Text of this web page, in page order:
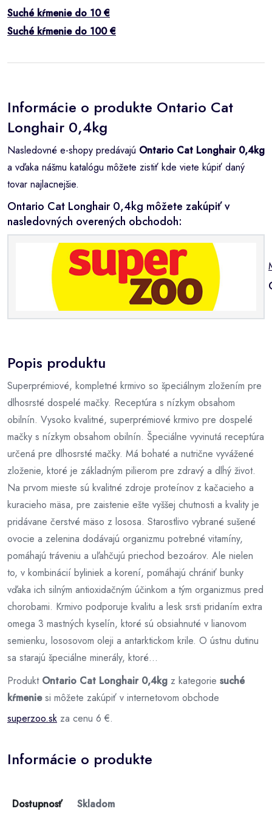
Suché kŕmenie do 10 €
Suché kŕmenie do 100 €
Informácie o produkte Ontario Cat
Longhair 0,4kg
Nasledovné e-shopy predávajú Ontario Cat Longhair 0,4kg
a vďaka nášmu katalógu môžete zistiť kde viete kúpiť daný
tovar najlacnejšie.
Ontario Cat Longhair 0,4kg môžete zakúpiť v
nasledovných overených obchodoh:
Popis produktu
Superprémiové, kompletné krmivo so špeciálnym zložením pre
dlhosrsté dospelé mačky. Receptúra s nízkym obsahom
obilnín. Vysoko kvalitné, superprémiové krmivo pre dospelé
mačky s nízkym obsahom obilnín. Špeciálne vyvinutá receptúra
určená pre dlhosrsté mačky. Má bohaté a nutrične vyvážené
zloženie, ktoré je základným pilierom pre zdravý a dlhý život.
Na prvom mieste sú kvalitné zdroje proteínov z kačacieho a
kuracieho mäsa, pre zaistenie ešte vyššej chutnosti a kvality je
pridávane čerstvé mäso z lososa. Starostlivo vybrané sušené
ovocie a zelenina dodávajú organizmu potrebné vitamíny,
pomáhajú tráveniu a uľahčujú priechod bezoárov. Ale nielen
to, v kombinácií byliniek a korení, pomáhajú chrániť bunky
vďaka ich silným antioxidačným účinkom a tým organizmus pred
chorobami. Krmivo podporuje kvalitu a lesk srsti pridaním extra
omega 3 mastných kyselín, ktoré sú obsiahnuté v lianovom
semienku, lososovom oleji a antarktickom krile. O ústnu dutinu
sa starajú špeciálne minerály, ktoré...
Produkt Ontario Cat Longhair 0,4kg z kategorie suché
kŕmeniesi môžete zakúpiť v internetovom obchode
superzoo.sk za cenu 6 €.
Informácie o produkte
Dostupnosť Skladom